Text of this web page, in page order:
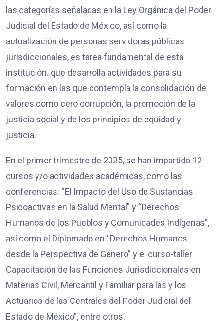
las categorías señaladas en la Ley Orgánica del Poder
Judicial del Estado de México, así como la
actualización de personas servidoras públicas
jurisdiccionales, es tarea fundamental de esta
institución. que desarrolla actividades para su
formación en las que contempla la consolidación de
valores como cero corrupción, la promoción de la
justicia social y de los principios de equidad y
justicia.
En el primer trimestre de 2025, se han impartido 12
cursos y/o actividades académicas, como las
conferencias: “El Impacto del Uso de Sustancias
Psicoactivas en la Salud Mental” y “Derechos
Humanos de los Pueblos y Comunidades Indígenas”,
así como el Diplomado en “Derechos Humanos
desde la Perspectiva de Género” y el curso-taller
Capacitación de las Funciones Jurisdiccionales en
Materias Civil, Mercantil y Familiar para las y los
Actuarios de las Centrales del Poder Judicial del
Estado de México”, entre otros.